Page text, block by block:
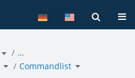
Toggle
the
hierarchy
tree
under
acmp
Online
Help.
…
Toggle
the
hierarchy
tree
Commandlist Toggle
the
hierarchy
tree